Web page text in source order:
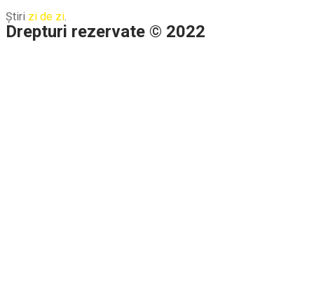
Știri zi de zi.
Drepturi rezervate © 2022